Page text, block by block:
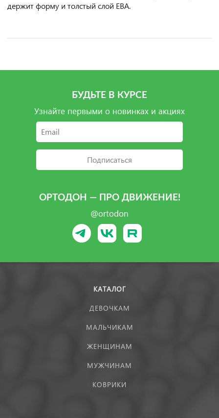
держит форму и толстый слой ЕВА.
БУДЬТЕ В КУРСЕ
Узнайте первыми о новинках и акциях
Подписаться
ОРТОДОН — ПРО ДВИЖЕНИЕ!
@ortodon
КАТАЛОГ
ДЕВОЧКАМ
МАЛЬЧИКАМ
ЖЕНЩИНАМ
МУЖЧИНАМ
КОВРИКИ